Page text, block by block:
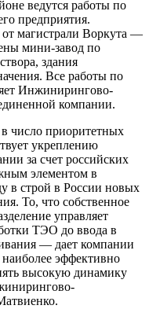
ведутся работы по
предприятия.
магистрали Воркута —
мини-завод по
здания
Все работы по
Инжинирингово-
компании.
число приоритетных
укреплению
за счет российских
элементом в
в строй в России новых
То, что собственное
управляет
ТЭО до ввода в
— дает компании
эффективно
высокую динамику